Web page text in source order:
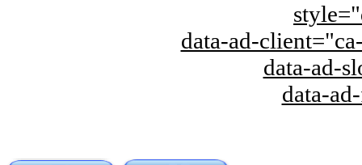
data-ad-
data-ad-
data-